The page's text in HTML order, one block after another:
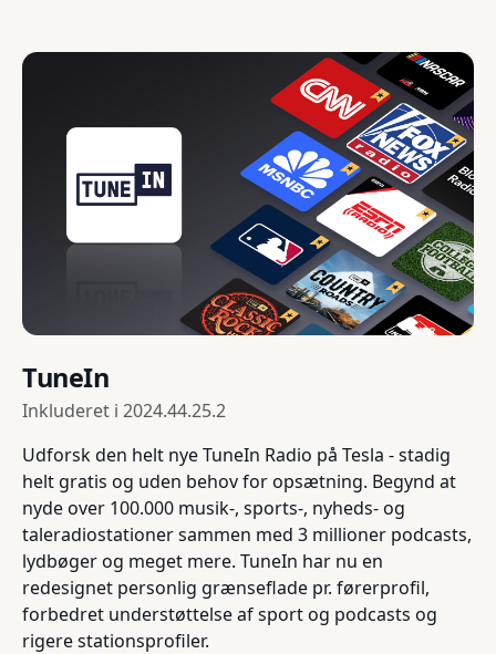
TuneIn
Inkluderet i 2024.44.25.2
Udforsk den helt nye TuneIn Radio på Tesla - stadig
helt gratis og uden behov for opsætning. Begynd at
nyde over 100.000 musik-, sports-, nyheds- og
taleradiostationer sammen med 3 millioner podcasts,
lydbøger og meget mere. TuneIn har nu en
redesignet personlig grænseflade pr. førerprofil,
forbedret understøttelse af sport og podcasts og
rigere stationsprofiler.